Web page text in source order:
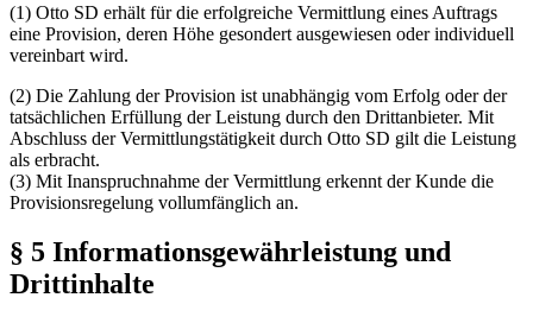
(1) Otto SD erhält für die erfolgreiche Vermittlung eines Auftrags
eine Provision, deren Höhe gesondert ausgewiesen oder individuell
vereinbart wird.
(2) Die Zahlung der Provision ist unabhängig vom Erfolg oder der
tatsächlichen Erfüllung der Leistung durch den Drittanbieter. Mit
Abschluss der Vermittlungstätigkeit durch Otto SD gilt die Leistung
als erbracht.
(3) Mit Inanspruchnahme der Vermittlung erkennt der Kunde die
Provisionsregelung vollumfänglich an.
§ 5 Informationsgewährleistung und
Drittinhalte